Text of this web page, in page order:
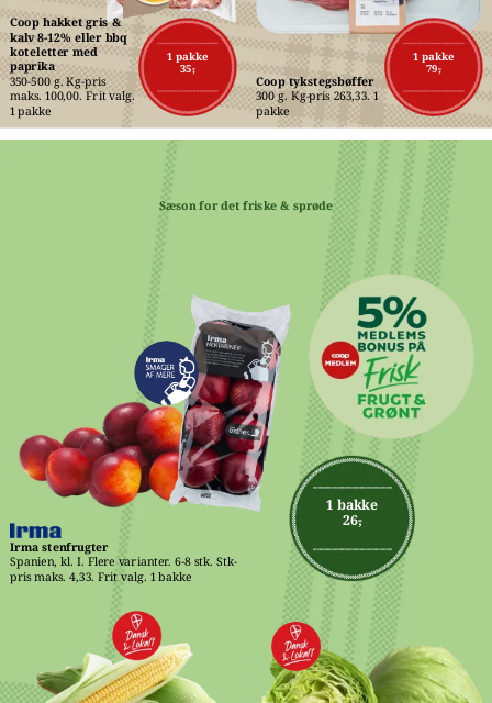
1 pakke
35,-
Coop hakket gris &
kalv 8-12% eller bbq
koteletter med
paprika
350-500 g. Kg-pris
maks. 100,00. Frit valg.
1 pakke
1 pakke
79,-
Coop tykstegsbøffer
300 g. Kg-pris 263,33. 1
pakke
1 bakke
26,-
Irma stenfrugter
Spanien, kl. I. Flere varianter. 6-8 stk. Stk-
pris maks. 4,33. Frit valg. 1 bakke
Sæson for det friske & sprøde